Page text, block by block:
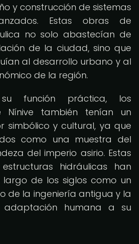
y construcción de sistemas
Estas obras de
no solo abastecían de
de la ciudad, sino que
al desarrollo urbano y al
de la región.
función práctica, los
Nínive también tenían un
simbólico y cultural, ya que
como una muestra del
del imperio asirio. Estas
estructuras hidráulicas han
de los siglos como un
de la ingeniería antigua y la
humana a su